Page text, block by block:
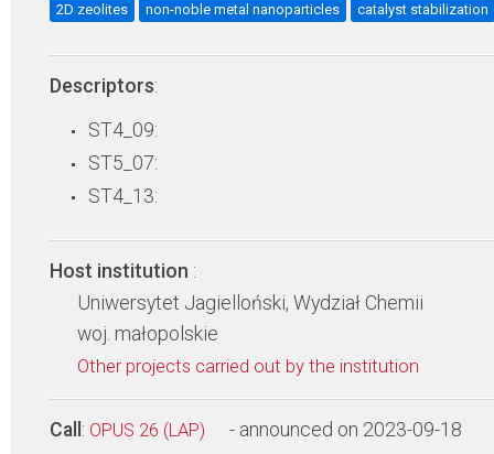
2D zeolites non-noble metal nanoparticles catalyst stabilization
Descriptors:
ST4_09:
ST5_07:
ST4_13:
Host institution :
Uniwersytet Jagielloński, Wydział Chemii
woj. małopolskie
Other projects carried out by the institution
Call : OPUS 26 (LAP) - announced on 2023-09-18